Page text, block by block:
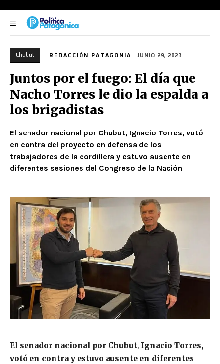
Chubut REDACCIÓN PATAGONIA JUNIO 29, 2023
Juntos por el fuego: El día que
Nacho Torres le dio la espalda a
los brigadistas
El senador nacional por Chubut, Ignacio Torres, votó
en contra del proyecto en defensa de los
trabajadores de la cordillera y estuvo ausente en
diferentes sesiones del Congreso de la Nación
El senador nacional por Chubut, Ignacio Torres,
votó en contra y estuvo ausente en diferentes